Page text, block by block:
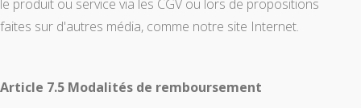
le produit ou service via les CGV ou lors de propositions
faites sur d'autres média, comme notre site Internet.
Article 7.5 Modalités de remboursement